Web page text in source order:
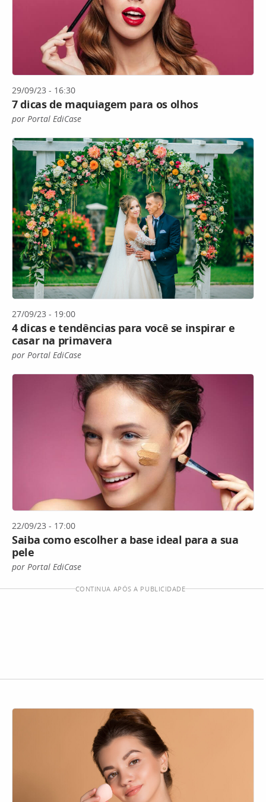
29/09/23 - 16:30
7 dicas de maquiagem para os olhos
por Portal EdiCase
27/09/23 - 19:00
4 dicas e tendências para você se inspirar e
casar na primavera
por Portal EdiCase
22/09/23 - 17:00
Saiba como escolher a base ideal para a sua
pele
por Portal EdiCase
CONTINUA APÓS A PUBLICIDADE